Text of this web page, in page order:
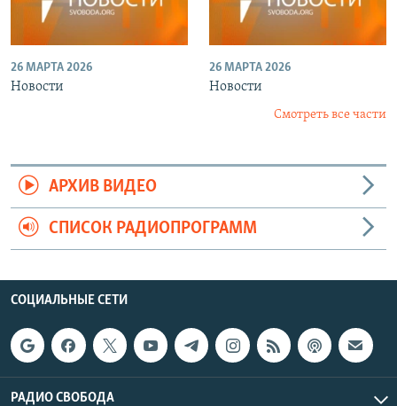
26 МАРТА 2026
Новости
26 МАРТА 2026
Новости
Смотреть все части
АРХИВ ВИДЕО
СПИСОК РАДИОПРОГРАММ
СОЦИАЛЬНЫЕ СЕТИ
РАДИО СВОБОДА